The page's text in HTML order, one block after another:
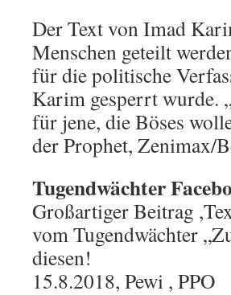
Der Text von Imad
Menschen geteilt
für die politische
Karim gesperrt wurde.
für jene, die Böses
der Prophet, Zenimax/
Tugendwächter
Großartiger Beitrag
vom Tugendwächter
diesen!
15.8.2018, Pewi , PPO